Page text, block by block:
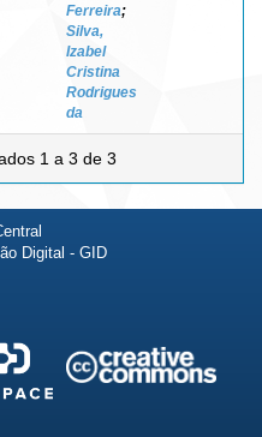
Ferreira;
Silva,
Izabel
Cristina
Rodrigues
da
1 a 3 de 3
Digital - GID